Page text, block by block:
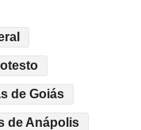
de Goiás
de Anápolis